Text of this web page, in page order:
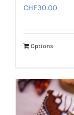
CHF30.00
Options